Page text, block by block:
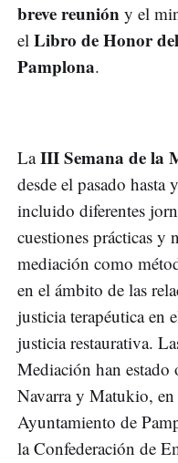
breve reunión y el
el Libro de Honor
Pamplona.
LaIII Semana de la
desde el pasado hasta
incluido diferentes
cuestiones prácticas y
mediación como
en el ámbito de las
justicia terapéutica en
justicia restaurativa.
Mediación han
Navarra y Matukio,
Ayuntamiento de
la Confederación de